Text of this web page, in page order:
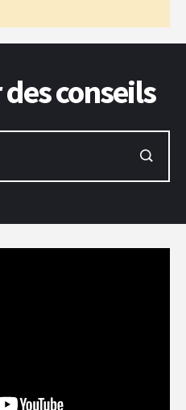
conseils